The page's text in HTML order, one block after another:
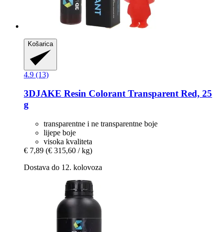
Košarica
4.9 (13)
3DJAKE Resin Colorant Transparent Red, 25
g
transparentne i ne transparentne boje
lijepe boje
visoka kvaliteta
€ 7,89 (€ 315,60 / kg)
Dostava do 12. kolovoza